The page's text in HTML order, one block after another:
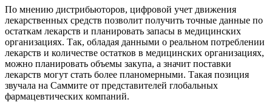
По мнению дистрибьюторов, цифровой учет движения
лекарственных средств позволит получить точные данные по
остаткам лекарств и планировать запасы в медицинских
организациях. Так, обладая данными о реальном потреблении
лекарств и количестве остатков в медицинских организациях,
можно планировать объемы закупа, а значит поставки
лекарств могут стать более планомерными. Такая позиция
звучала на Саммите от представителей глобальных
фармацевтических компаний.